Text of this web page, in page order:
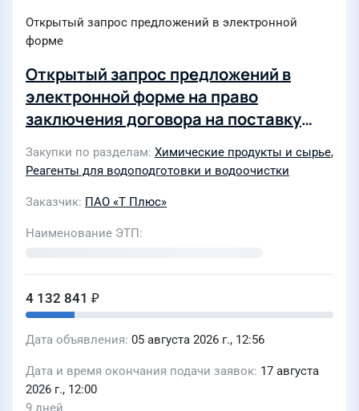
Открытый запрос предложений в электронной
форме
Открытый запрос предложений в
электронной форме на право
заключения договора на поставку
продукции «Гипохлорит натрия» для
нужд Филиала «Удмуртский» ПАО «Т
Закупки по разделам Химические продукты и сырье,
Реагенты для водоподготовки и водоочистки
Заказчик ПАО «Т Плюс»
Наименование ЭТП
4 132 841 ₽
Дата объявления 05 августа 2026 г., 12:56
Дата и время окончания подачи заявок 17 августа
2026 г., 12:00